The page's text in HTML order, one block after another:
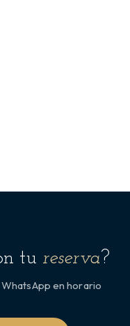
tu reserva?
en horario